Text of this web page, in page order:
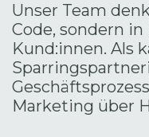
Unser Team
Code, sondern
Kund:innen. Als
Marketing über